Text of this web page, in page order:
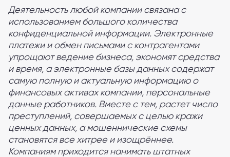
Деятельность любой компании связана с
использованием большого количества
конфиденциальной информации. Электронные
платежи и обмен письмами с контрагентами
упрощают ведение бизнеса, экономят средства
и время, а электронные базы данных содержат
самую полную и актуальную информацию о
финансовых активах компании, персональные
данные работников. Вместе с тем, растет число
преступлений, совершаемых с целью кражи
ценных данных, а мошеннические схемы
становятся все хитрее и изощрённее.
Компаниям приходится нанимать штатных